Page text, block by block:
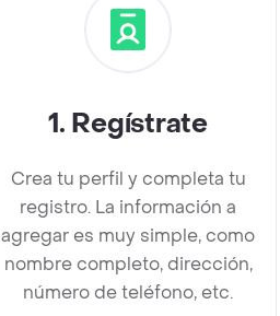
1. Regístrate
Crea tu perfil y completa tu
registro. La información a
agregar es muy simple, como
nombre completo, dirección,
número de teléfono, etc.